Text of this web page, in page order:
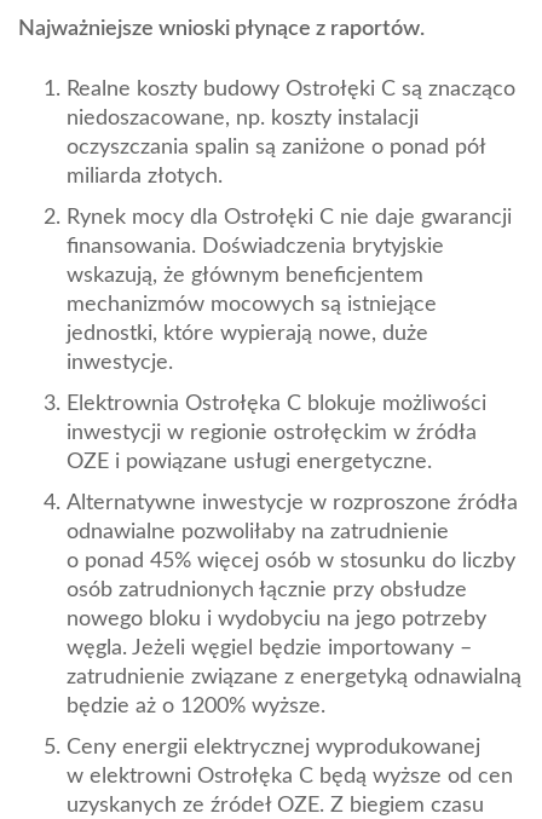
Najważniejsze wnioski płynące z raportów.
Realne koszty budowy Ostrołęki C są znacząco
niedoszacowane, np. koszty instalacji
oczyszczania spalin są zaniżone o ponad pół
miliarda złotych.
Rynek mocy dla Ostrołęki C nie daje gwarancji
finansowania. Doświadczenia brytyjskie
wskazują, że głównym beneficjentem
mechanizmów mocowych są istniejące
jednostki, które wypierają nowe, duże
inwestycje.
Elektrownia Ostrołęka C blokuje możliwości
inwestycji w regionie ostrołęckim w źródła
OZE i powiązane usługi energetyczne.
Alternatywne inwestycje w rozproszone źródła
odnawialne pozwoliłaby na zatrudnienie
o ponad 45% więcej osób w stosunku do liczby
osób zatrudnionych łącznie przy obsłudze
nowego bloku i wydobyciu na jego potrzeby
węgla. Jeżeli węgiel będzie importowany –
zatrudnienie związane z energetyką odnawialną
będzie aż o 1200% wyższe.
Ceny energii elektrycznej wyprodukowanej
w elektrowni Ostrołęka C będą wyższe od cen
uzyskanych ze źródeł OZE. Z biegiem czasu